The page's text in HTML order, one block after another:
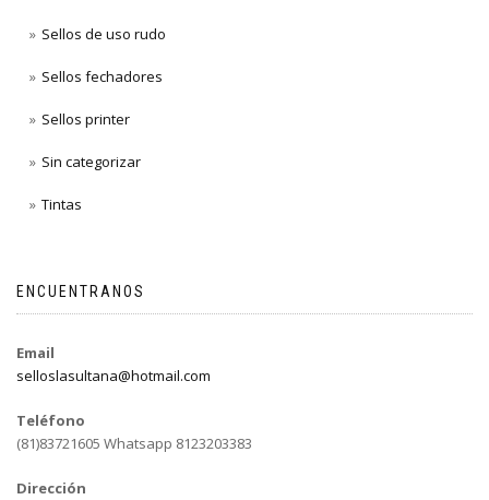
Sellos de uso rudo
Sellos fechadores
Sellos printer
Sin categorizar
Tintas
ENCUENTRANOS
Email
selloslasultana@hotmail.com
Teléfono
(81)83721605 Whatsapp 8123203383
Dirección